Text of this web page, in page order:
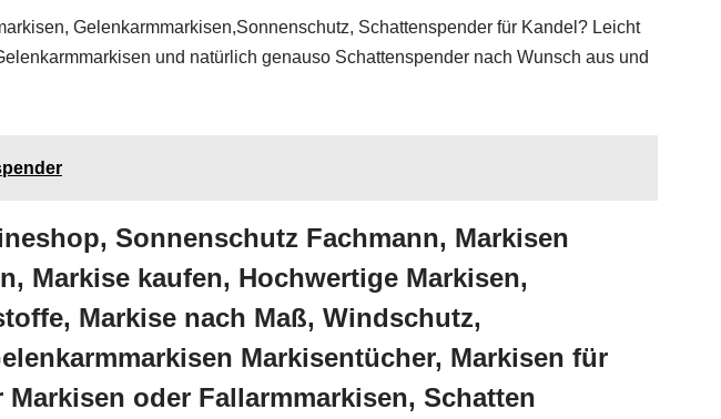
Gelenkarmmarkisen,Sonnenschutz, Schattenspender für Kandel? Leicht
und natürlich genauso Schattenspender nach Wunsch aus und
Sonnenschutz Fachmann, Markisen
Markise kaufen, Hochwertige Markisen,
Markise nach Maß, Windschutz,
Markisentücher, Markisen für
oder Fallarmmarkisen, Schatten